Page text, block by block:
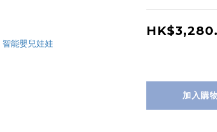
加入購